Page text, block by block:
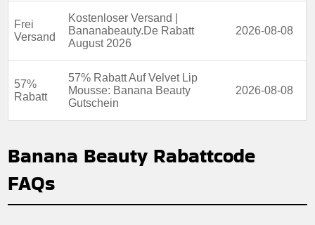
Frei
Versand
Kostenloser Versand |
Bananabeauty.De Rabatt
August 2026
2026-08-08
57%
Rabatt
57% Rabatt Auf Velvet Lip
Mousse: Banana Beauty
Gutschein
2026-08-08
Banana Beauty Rabattcode
FAQs